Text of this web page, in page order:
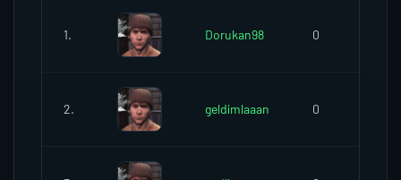
1. Dorukan98 0
2. geldimlaaan 0